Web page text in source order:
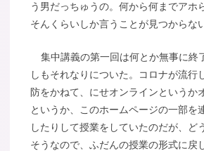
う男だっちゅうの。何から何までアホ
そんくらいしか言うことが見つからな
集中講義の第一回は何とか無事に終
しもそれなりについた。コロナが流行
防をかねて、にせオンラインというか
というか、このホームページの一部を
したりして授業をしていたのだが、ど
そうなので、ふだんの授業の形式に戻